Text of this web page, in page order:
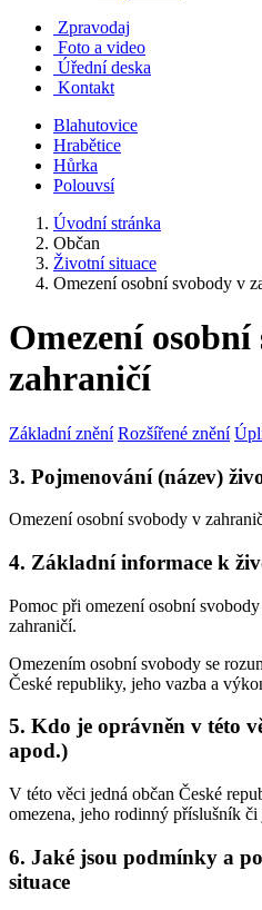
Zpravodaj
Foto a video
Úřední deska
Kontakt
Blahutovice
Hrabětice
Hůrka
Polouvsí
Úvodní stránka
Občan
Životní situace
Omezení osobní svobody v
Omezení
zahraničí
Základní znění Rozšířené znění
3. Pojmenování (název)
Omezení osobní svobody v
4. Základní informace k
Pomoc při omezení osobní
zahraničí.
Omezením osobní svobody se
České republiky, jeho vazba a
5. Kdo je oprávněn v této
apod.)
V této věci jedná občan České
omezena, jeho rodinný příslušník
6. Jaké jsou podmínky a
situace